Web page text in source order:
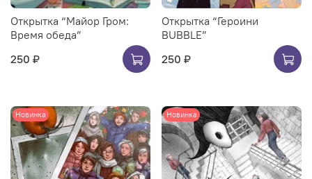
Открытка “Майор Гром:
Время обеда”
250 ₽
Открытка “Героини
BUBBLE”
250 ₽
Новинка Новинка